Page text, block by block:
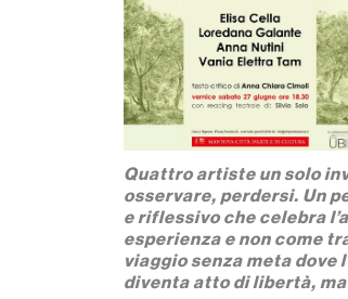
Quattro artiste un solo
osservare, perdersi. Un
e riflessivo che celebra
esperienza e non come
viaggio senza meta
diventa atto di libertà,